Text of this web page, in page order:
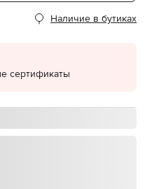
Наличие в бутиках
сертификаты